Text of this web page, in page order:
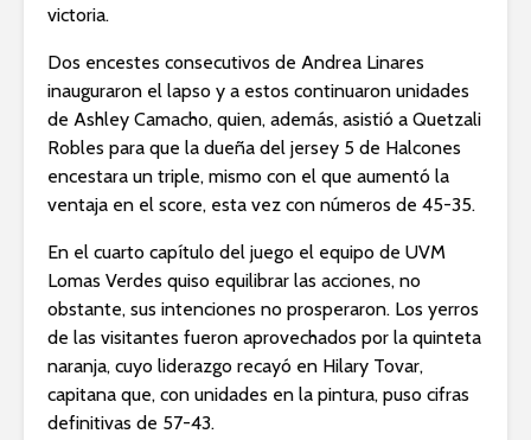
victoria.
Dos encestes consecutivos de Andrea Linares
inauguraron el lapso y a estos continuaron unidades
de Ashley Camacho, quien, además, asistió a Quetzali
Robles para que la dueña del jersey 5 de Halcones
encestara un triple, mismo con el que aumentó la
ventaja en el score, esta vez con números de 45-35.
En el cuarto capítulo del juego el equipo de UVM
Lomas Verdes quiso equilibrar las acciones, no
obstante, sus intenciones no prosperaron. Los yerros
de las visitantes fueron aprovechados por la quinteta
naranja, cuyo liderazgo recayó en Hilary Tovar,
capitana que, con unidades en la pintura, puso cifras
definitivas de 57-43.